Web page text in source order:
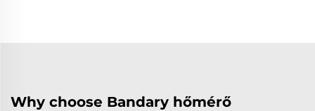
Why choose Bandary hőmérő